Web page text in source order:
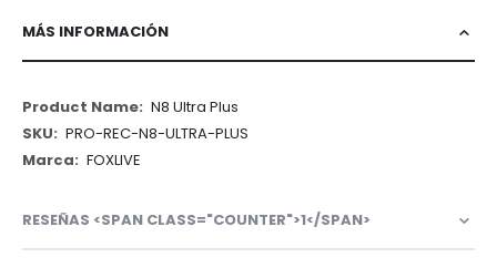
MÁS INFORMACIÓN
Más
Información
N8 Ultra Plus
PRO-REC-N8-ULTRA-PLUS
FOXLIVE
RESEÑAS <SPAN CLASS="COUNTER">1</SPAN>